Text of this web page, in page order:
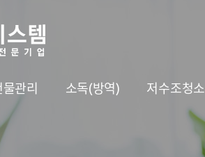
물관리 소독(방역) 저수조청소